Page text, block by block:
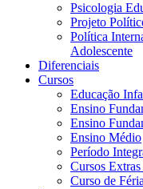
Psicologia
Projeto
Política
Adolescente
Diferenciais
Cursos
Educação
Ensino
Ensino
Ensino Médio
Período
Cursos
Curso de